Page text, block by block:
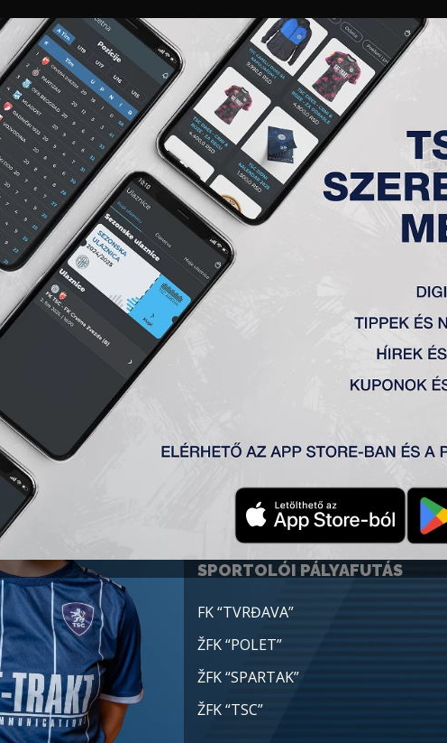
GALÉRIA „A” CSAPAT TAGSÁG JEGYEK AKKREDITÁCIÓ KLUB AKADÉMIA NŐI CSAPAT
JOŠIĆ MONJA
Támadó
SPORTOLÓI PÁLYAFUTÁS
FK “TVRĐAVA”
ŽFK “POLET”
ŽFK “SPARTAK”
ŽFK “TSC”